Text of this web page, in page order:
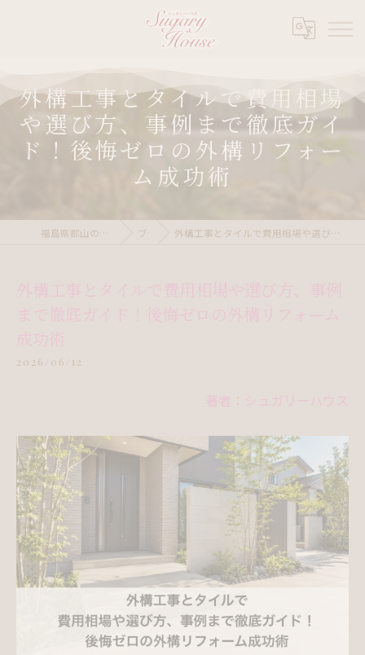
外構工事とタイルで費用相場
や選び方、事例まで徹底ガイ
ド！後悔ゼロの外構リフォー
ム成功術
福島県郡山の外構ならシュガリーハウス ブログ 外構工事とタイルで費用相場や選び方、事例まで徹底ガイド！後悔ゼロの外構リフォーム成功術
2026/06/12